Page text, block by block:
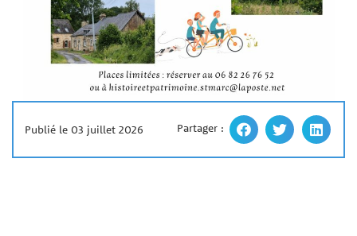
Publié le 03 juillet 2026 Partager :